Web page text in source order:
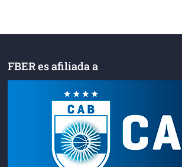
FBER es afiliada a